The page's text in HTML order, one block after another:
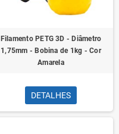
Filamento PETG 3D - Diâmetro
1,75mm - Bobina de 1kg - Cor
Amarela
DETALHES